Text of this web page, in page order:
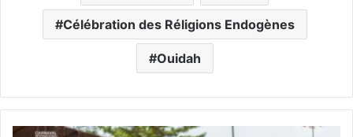
Célébration des Réligions Endogènes
Ouidah